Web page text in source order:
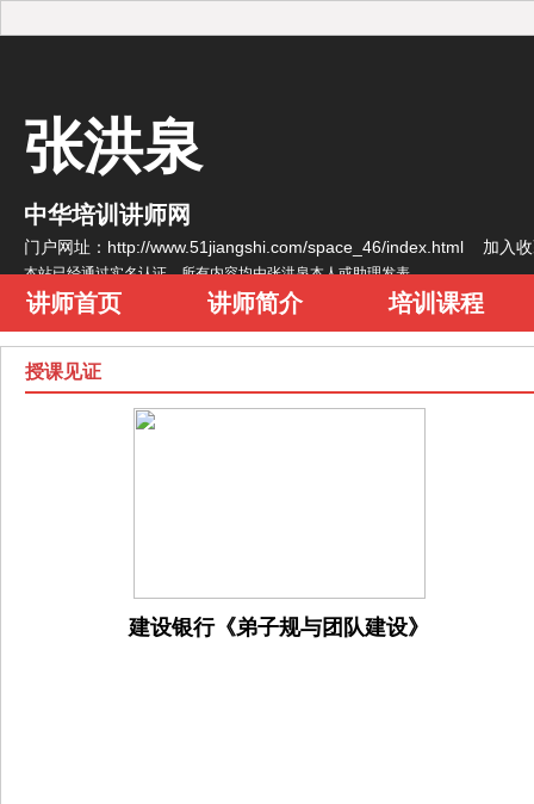
张洪泉
中华培训讲师网
门户网址：http://www.51jiangshi.com/space_46/index.html 加入
本站已经通过实名认证，所有内容均由张洪泉本人或助理发表
讲师首页 讲师简介 培训课程
授课见证
建设银行《弟子规与团队建设》